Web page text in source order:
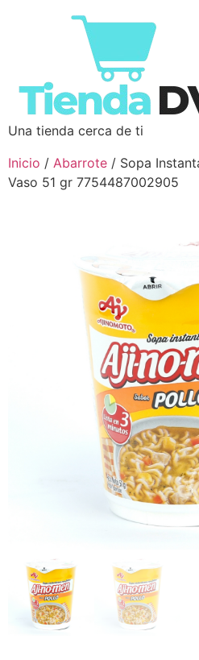
Una tienda cerca de ti
Inicio / Abarrote / Sopa
Vaso 51 gr 7754487002905